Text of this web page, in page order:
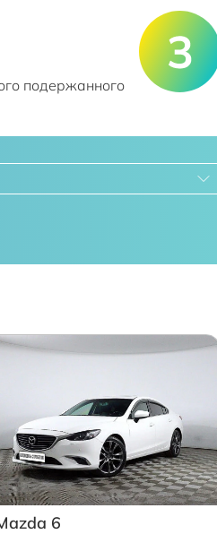
подержанного
6